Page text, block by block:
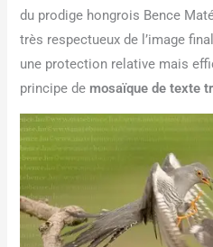
du prodige hongrois Bence
très respectueux de l’image
une protection relative mais
principe de mosaïque de texte